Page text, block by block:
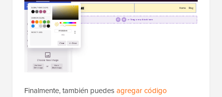
Finalmente, también puedesagregar código